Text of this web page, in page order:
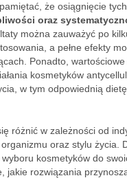
że osiągnięcie
oraz
można zauważyć po
a pełne efekty
Ponadto,
kosmetyków
w tym odpowiednią
różnić w zależności od
oraz stylu życia.
kosmetyków do
jakie rozwiązania